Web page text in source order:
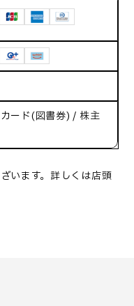
ード(図書券) / 株主
います。詳しくは店頭